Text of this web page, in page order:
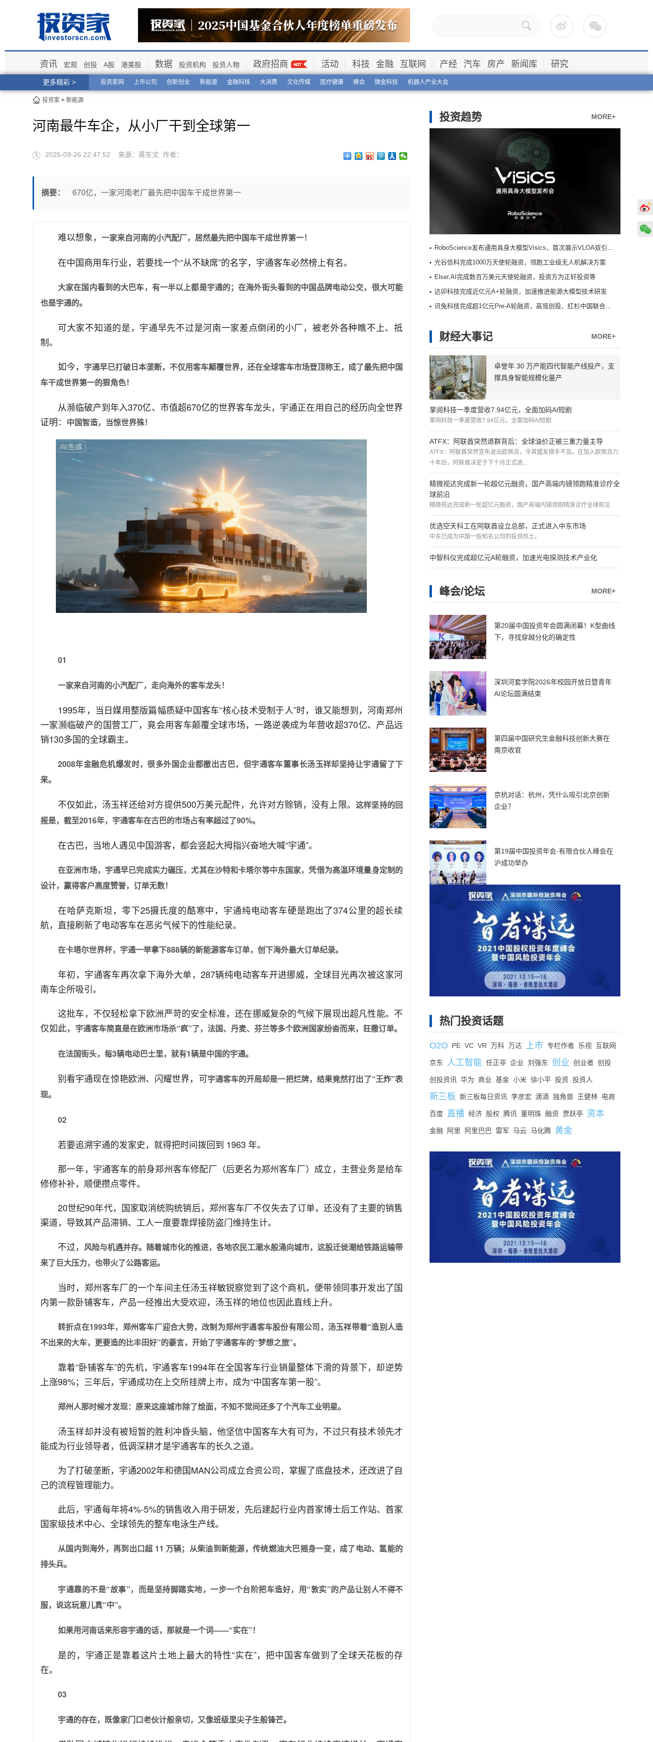
更多精彩 > 投资家网 上市公司 创新创业 新能源 金融科技 大消费 文化传媒 医疗健康 峰会 微金科技 机器人产业大会
资讯 宏观 创投 A股 港美股 数据 投资机构 投资人物 政府招商 活动 科技 金融 互联网 产经 汽车 房产 新闻库 研究
投资家 > 新能源
河南最牛车企，从小厂干到全球第一
2025-09-26 22:47:52 来源：蒋东文 作者：
摘要： 670亿，一家河南老厂最先把中国车干成世界第一
难以想象， 一家来自河南的小汽配厂，居然最先把中国车干成世界第一！
在中国商用车行业，若要找一个“从不缺席”的名字，宇通客车必然榜上有名。
大家在国内看到的大巴车，有一半以上都是宇通的；在海外街头看到的中国品牌电动公交，很大可能
也是宇通的。
可大家不知道的是，宇通早先不过是河南一家差点倒闭的小厂，被老外各种瞧不上、抵
制。
如今， 宇通早已打破日本垄断，不仅用客车颠覆世界，还在全球客车市场登顶称王，成了最先把中国
车干成世界第一的狠角色！
从濒临破产到年入370亿、市值超670亿的世界客车龙头，宇通正在用自己的经历向全世界
证明： 中国智造，当惊世界殊！
01
一家来自河南的小汽配厂，走向海外的客车龙头！
1995年，当日媒用整版篇幅质疑中国客车“核心技术受制于人”时，谁又能想到，河南郑州
一家濒临破产的国营工厂，竟会用客车颠覆全球市场，一路逆袭成为年营收超370亿、产品远
销130多国的全球霸主。
2008年金融危机爆发时，很多外国企业都撤出古巴，但宇通客车董事长汤玉祥却坚持让宇通留了下
来。
不仅如此，汤玉祥还给对方提供500万美元配件，允许对方赊销，没有上限。 这样坚持的回
报是，截至2016年，宇通客车在古巴的市场占有率超过了90%。
在古巴，当地人遇见中国游客，都会竖起大拇指兴奋地大喊“宇通”。
在亚洲市场，宇通早已完成实力碾压，尤其在沙特和卡塔尔等中东国家，凭借为高温环境量身定制的
设计，赢得客户高度赞誉，订单无数！
在哈萨克斯坦，零下25摄氏度的酷寒中，宇通纯电动客车硬是跑出了374公里的超长续
航，直接刷新了电动客车在恶劣气候下的性能纪录。
在卡塔尔世界杯，宇通一举拿下888辆的新能源客车订单，创下海外最大订单纪录。
年初，宇通客车再次拿下海外大单，287辆纯电动客车开进挪威，全球目光再次被这家河
南车企所吸引。
这批车，不仅轻松拿下欧洲严苛的安全标准，还在挪威复杂的气候下展现出超凡性能。不
仅如此， 宇通客车简直是在欧洲市场杀“疯”了，法国、丹麦、芬兰等多个欧洲国家纷沓而来，狂撒订单。
在法国街头，每3辆电动巴士里，就有1辆是中国的宇通。
别看宇通现在惊艳欧洲、闪耀世界，可宇通客车的开局却是一把烂牌，结果竟然打出了“王炸”表
现。
02
若要追溯宇通的发家史，就得把时间拨回到 1963 年。
那一年，宇通客车的前身郑州客车修配厂（后更名为郑州客车厂）成立，主营业务是给车
修修补补，顺便攒点零件。
20世纪90年代，国家取消统购统销后，郑州客车厂不仅失去了订单，还没有了主要的销售
渠道，导致其产品滞销、工人一度要靠焊接防盗门维持生计。
不过， 风险与机遇并存。随着城市化的推进，各地农民工潮水般涌向城市，这股迁徙潮给铁路运输带
来了巨大压力，也带火了公路客运。
当时，郑州客车厂的一个车间主任汤玉祥敏锐察觉到了这个商机，便带领同事开发出了国
内第一款卧铺客车，产品一经推出大受欢迎，汤玉祥的地位也因此直线上升。
转折点在1993年，郑州客车厂迎合大势，改制为郑州宇通客车股份有限公司，汤玉祥带着“造别人造
不出来的大车，更要造的比丰田好”的豪言，开始了宇通客车的“梦想之旅”。
靠着“卧铺客车”的先机，宇通客车1994年在全国客车行业销量整体下滑的背景下，却逆势
上涨98%；三年后，宇通成功在上交所挂牌上市，成为“中国客车第一股”。
郑州人那时候才发现：原来这座城市除了烩面，不知不觉间还多了个汽车工业明星。
汤玉祥却并没有被短暂的胜利冲昏头脑，他坚信中国客车大有可为，不过只有技术领先才
能成为行业领导者，低调深耕才是宇通客车的长久之道。
为了打破垄断，宇通2002年和德国MAN公司成立合资公司，掌握了底盘技术，还改进了自
己的流程管理能力。
此后，宇通每年将4%-5%的销售收入用于研发，先后建起行业内首家博士后工作站、首家
国家级技术中心、全球领先的整车电泳生产线。
从国内到海外，再到出口超 11 万辆；从柴油到新能源，传统燃油大巴摇身一变，成了电动、氢能的
排头兵。
宇通靠的不是“故事”，而是坚持脚踏实地，一步一个台阶把车造好，用“敦实”的产品让别人不得不
服，说这玩意儿真“中”。
如果用河南话来形容宇通的话，那就是一个词——“实在”！
是的，宇通正是靠着这片土地上最大的特性“实在”，把中国客车做到了全球天花板的存
在。
03
宇通的存在，既像家门口老伙计般亲切，又像班级里尖子生般锋芒。
MORE+
投资趋势
RoboScience发布通用具身大模型Visics，首次展示VLOA双引擎架构
光谷信科完成1000万天使轮融资，领跑工业级无人机解决方案
Elser.AI完成数百万美元天使轮融资，投资方为正轩投资等
达卯科技完成近亿元A+轮融资，加速推进能源大模型技术研发
讯兔科技完成超1亿元Pre-A轮融资，高瓴创投、红杉中国联合领投
MORE+
财经大事记
卓誉年 30 万产能四代智能产线投产，支
撑具身智能规模化量产
掌阅科技一季度营收7.94亿元，全面加码AI短剧
掌阅科技一季度营收7.94亿元，全面加码AI短剧
ATFX：阿联酋突然退群背后：全球油价正被三重力量主导
ATFX：阿联酋突然宣布退出欧佩克，令其盟友措手不及。在加入欧佩克六
十年后，阿联酋决定于下个月正式退...
精微视达完成新一轮超亿元融资，国产高端内镜领跑精准诊疗全
球前沿
精微视达完成新一轮超亿元融资，国产高端内镜领跑精准诊疗全球前沿
优选空天科工在阿联酋设立总部，正式进入中东市场
中东已成为中国一些知名公司的投资热土。
中智科仪完成超亿元A轮融资，加速光电探测技术产业化
MORE+
峰会/论坛
第20届中国投资年会圆满闭幕！K型曲线
下，寻找穿越分化的确定性
深圳河套学院2026年校园开放日暨青年
AI论坛圆满结束
第四届中国研究生金融科技创新大赛在
南京收官
京杭对话：杭州，凭什么吸引北京创新
企业？
第19届中国投资年会·有限合伙人峰会在
沪成功举办
热门投资话题
O2O PE VC VR 万科 万达 上市 专栏作者 乐视 互联网
京东 人工智能 任正非 企业 刘强东 创业 创业者 创投
创投资讯 华为 商业 基金 小米 徐小平 投资 投资人
新三板 新三板每日资讯 李彦宏 滴滴 独角兽 王健林 电商
百度 直播 经济 股权 腾讯 董明珠 融资 贾跃亭 资本
金融 阿里 阿里巴巴 雷军 马云 马化腾 黄金